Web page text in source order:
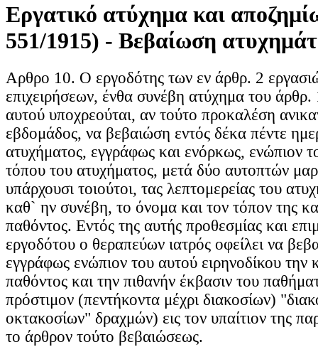
Εργατικό ατύχημα και
551/1915) - Βεβαίωση
Αρθρο 10. Ο εργοδότης των εν άρθρ. 2
επιχειρήσεων, ένθα συνέβη ατύχημα του
αυτού υποχρεούται, αν τούτο προκαλέση
εβδομάδος, να βεβαιώση εντός δέκα πέντε
ατυχήματος, εγγράφως και ενόρκως, ενώπιον
τόπου του ατυχήματος, μετά δύο αυτοπτών
υπάρχουσι τοιούτοι, τας λεπτομερείας του
καθ` ην συνέβη, το όνομα και τον τόπον της
παθόντος. Εντός της αυτής προθεσμίας και
εργοδότου ο θεραπεύων ιατρός οφείλει να
εγγράφως ενώπιον του αυτού ειρηνοδίκου την
παθόντος και την πιθανήν έκβασιν του
πρόστιμον (πεντήκοντα μέχρι διακοσίων)
οκτακοσίων" δραχμών) εις τον υπαίτιον της
το άρθρον τούτο βεβαιώσεως.